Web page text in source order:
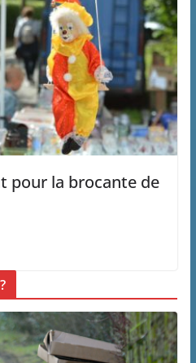
pour la brocante de